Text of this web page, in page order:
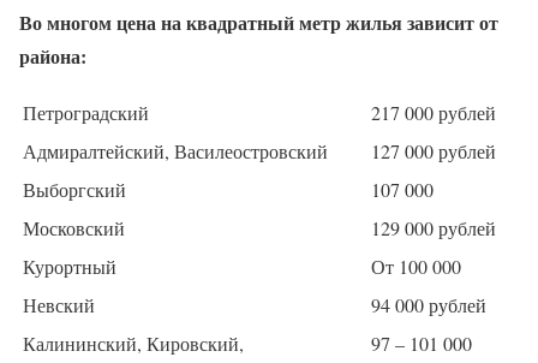
Во многом цена на квадратный метр жилья зависит от
района:
Петроградский
217 000 рублей
Адмиралтейский, Василеостровский
127 000 рублей
Выборгский
107 000
Московский
129 000 рублей
Курортный
От 100 000
Невский
94 000 рублей
Калининский, Кировский,
97 – 101 000